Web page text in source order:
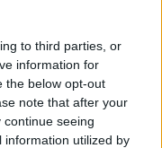
to third parties, or
information for
the below opt-out
note that after your
seeing
information utilized by